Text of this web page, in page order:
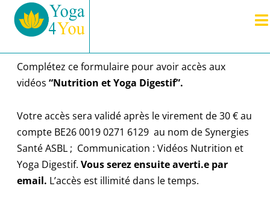
Complétez ce formulaire pour avoir accès aux
vidéos “Nutrition et Yoga Digestif”.
Votre accès sera validé après le virement de 30 € au
compte BE26 0019 0271 6129 au nom de Synergies
Santé ASBL ; Communication : Vidéos Nutrition et
Yoga Digestif. Vous serez ensuite averti.e par
email. L’accès est illimité dans le temps.